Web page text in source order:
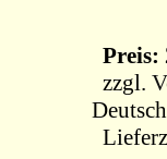
Preis:
zzgl.